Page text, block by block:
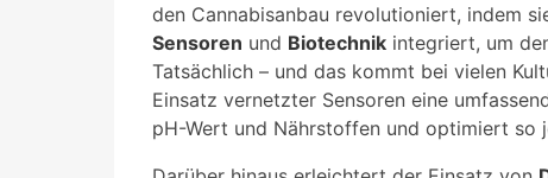
den Cannabisanbau revolutioniert, indem
Sensoren und Biotechnik integriert, um
Tatsächlich – und das kommt bei vielen
Einsatz vernetzter Sensoren eine
pH-Wert und Nährstoffen und optimiert so